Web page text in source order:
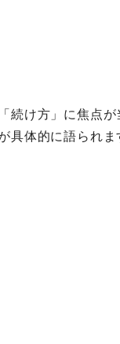
続け方」 に焦点が
具体的に語られま